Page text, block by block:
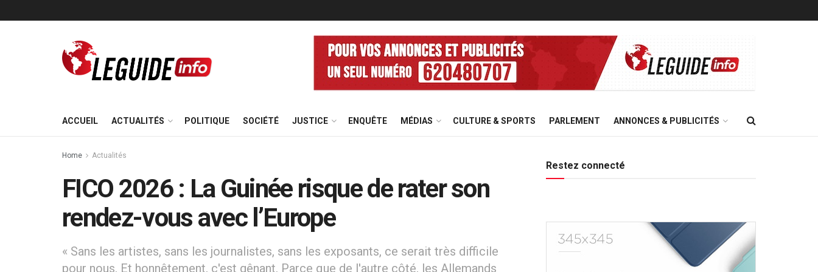
ACCUEIL ACTUALITÉS POLITIQUE SOCIÉTÉ JUSTICE ENQUÊTE MÉDIAS CULTURE & SPORTS PARLEMENT ANNONCES & PUBLICITÉS
Home Actualités
FICO 2026 : La Guinée risque de rater son
rendez-vous avec l’Europe
« Sans les artistes, sans les journalistes, sans les exposants, ce serait très difficile
pour nous. Et honnêtement, c'est gênant. Parce que de l'autre côté, les Allemands
Restez connecté